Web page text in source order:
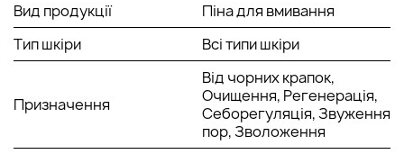
Глибоко очищає пори.
Усуває жирний блиск.
Нормалізує вироблення шкірного сала.
Пригнічує розвиток дріжджових грибків.
Заспокоює роздратовану шкіру.
Вид продукції
Піна для вмивання
Тип шкіри
Всі типи шкіри
Призначення
Від чорних крапок,
Очищення, Регенерація,
Себорегуляція, Звуження
пор, Зволоження